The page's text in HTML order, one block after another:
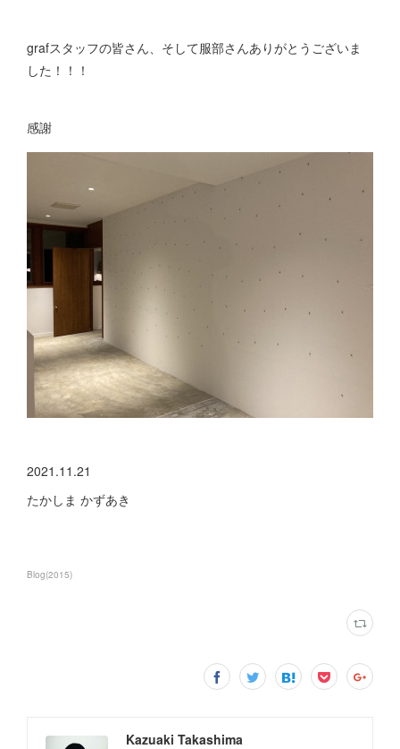
grafスタッフの皆さん、そして服部さんありがとうございま
した！！！
感謝
2021.11.21
たかしま かずあき
Blog(2015)
Kazuaki Takashima